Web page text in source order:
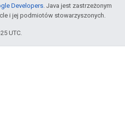
Developers. Java jest zastrzeżonym
i jej podmiotów stowarzyszonych.
UTC.